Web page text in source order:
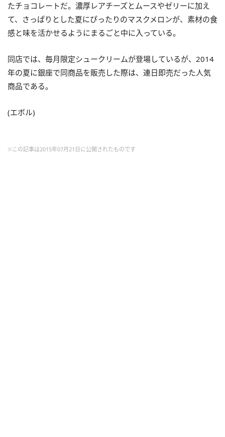
たチョコレートだ。濃厚レアチーズとムースやゼリーに加え
て、さっぱりとした夏にぴったりのマスクメロンが、素材の食
感と味を活かせるようにまるごと中に入っている。
同店では、毎月限定シュークリームが登場しているが、2014
年の夏に銀座で同商品を販売した際は、連日即売だった人気
商品である。
(エボル)
※この記事は2015年07月21日に公開されたものです